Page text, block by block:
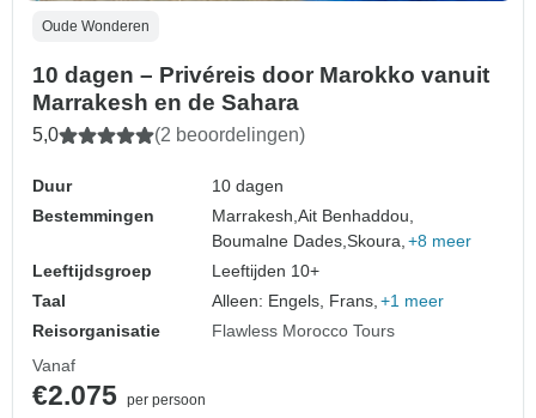
Oude Wonderen
10 dagen – Privéreis door Marokko vanuit
Marrakesh en de Sahara
5,0 (2 beoordelingen)
Duur
10 dagen
Bestemmingen
Marrakesh,Ait Benhaddou,
Boumalne Dades,Skoura, +8 meer
Leeftijdsgroep
Leeftijden 10+
Taal
Alleen: Engels, Frans, +1 meer
Reisorganisatie
Flawless Morocco Tours
Vanaf
€2.075 per persoon